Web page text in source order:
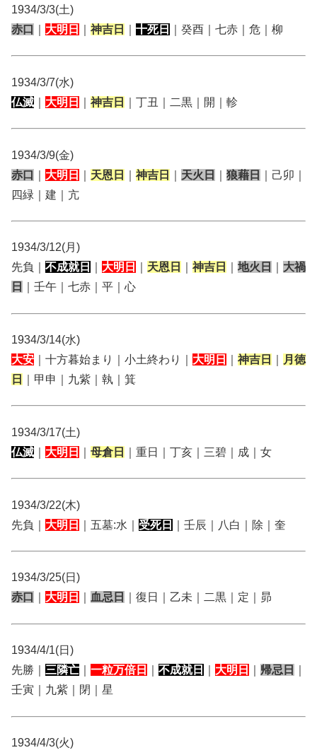
1934/3/3(土)
赤口
大明日 神吉日 十死日 ｜癸酉｜七赤｜危｜柳
1934/3/7(水)
仏滅
大明日 神吉日 ｜丁丑｜二黒｜開｜軫
1934/3/9(金)
赤口
大明日 天恩日 神吉日 天火日 狼藉日
｜己卯｜
四緑｜建｜亢
1934/3/12(月)
先負｜ 不成就日 大明日 天恩日 神吉日 地火日
大禍
日
｜壬午｜七赤｜平｜心
1934/3/14(水)
大安 ｜十方暮始まり｜小土終わり｜ 大明日 神吉日
月徳
日
｜甲申｜九紫｜執｜箕
1934/3/17(土)
仏滅
大明日 母倉日 ｜重日｜丁亥｜三碧｜成｜女
1934/3/22(木)
先負｜ 大明日 ｜五墓:水｜ 受死日 ｜壬辰｜八白｜除｜奎
1934/3/25(日)
赤口
大明日 血忌日 ｜復日｜乙未｜二黒｜定｜昴
1934/4/1(日)
先勝｜ 三隣亡 一粒万倍日 不成就日 大明日 帰忌日
壬寅｜九紫｜閉｜星
1934/4/3(火)